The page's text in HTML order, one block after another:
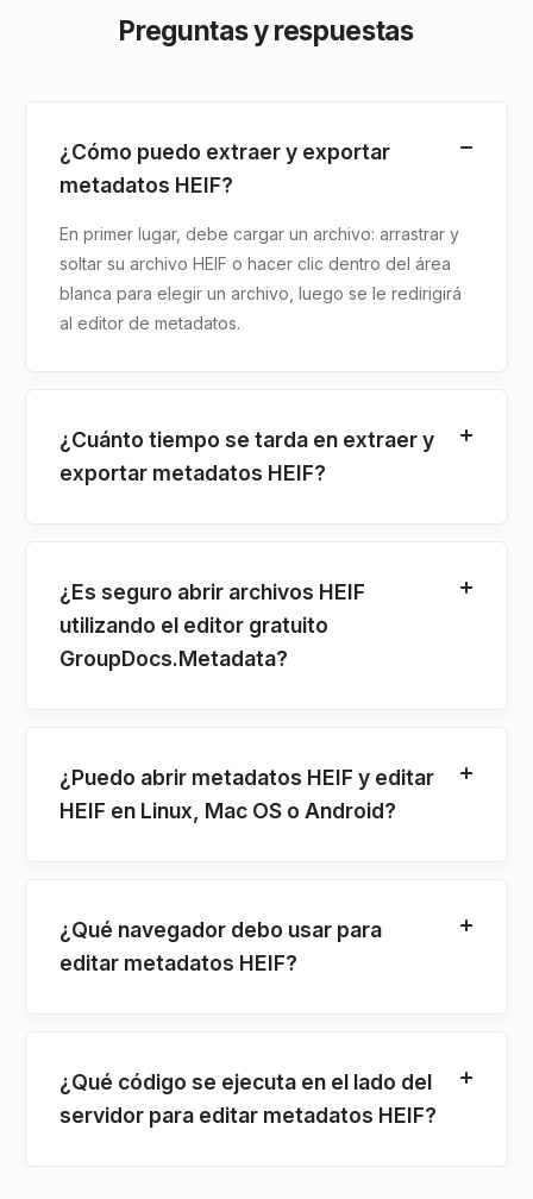
Preguntas y respuestas
¿Cómo puedo extraer y exportar
metadatos HEIF?
En primer lugar, debe cargar un archivo: arrastrar y
soltar su archivo HEIF o hacer clic dentro del área
blanca para elegir un archivo, luego se le redirigirá
al editor de metadatos.
¿Cuánto tiempo se tarda en extraer y
exportar metadatos HEIF?
¿Es seguro abrir archivos HEIF
utilizando el editor gratuito
GroupDocs.Metadata?
¿Puedo abrir metadatos HEIF y editar
HEIF en Linux, Mac OS o Android?
¿Qué navegador debo usar para
editar metadatos HEIF?
¿Qué código se ejecuta en el lado del
servidor para editar metadatos HEIF?